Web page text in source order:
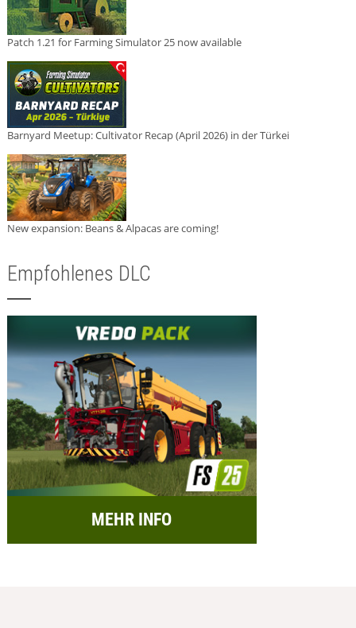
Patch 1.21 for Farming Simulator 25 now available
Barnyard Meetup: Cultivator Recap (April 2026) in der Türkei
New expansion: Beans & Alpacas are coming!
Empfohlenes DLC
MEHR INFO